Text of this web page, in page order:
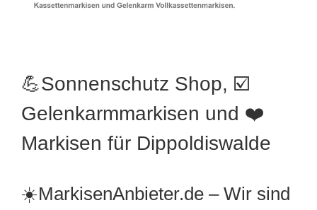
💪Sonnenschutz Shop, ☑️
Gelenkarmmarkisen und ❤️
Markisen für Dippoldiswalde
☀️MarkisenAnbieter.de – Wir sind